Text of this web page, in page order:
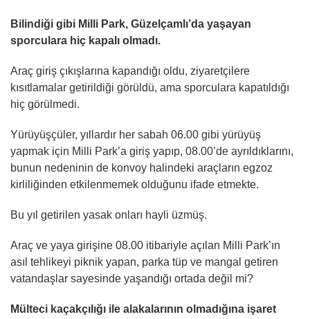
Bilindiği gibi Milli Park, Güzelçamlı’da yaşayan
sporculara hiç kapalı olmadı.
Araç giriş çıkışlarına kapandığı oldu, ziyaretçilere
kısıtlamalar getirildiği görüldü, ama sporculara kapatıldığı
hiç görülmedi.
Yürüyüşçüler, yıllardır her sabah 06.00 gibi yürüyüş
yapmak için Milli Park’a giriş yapıp, 08.00’de ayrıldıklarını,
bunun nedeninin de konvoy halindeki araçların egzoz
kirliliğinden etkilenmemek olduğunu ifade etmekte.
Bu yıl getirilen yasak onları hayli üzmüş.
Araç ve yaya girişine 08.00 itibariyle açılan Milli Park’ın
asıl tehlikeyi piknik yapan, parka tüp ve mangal getiren
vatandaşlar sayesinde yaşandığı ortada değil mi?
Mülteci kaçakçılığı ile alakalarının olmadığına işaret